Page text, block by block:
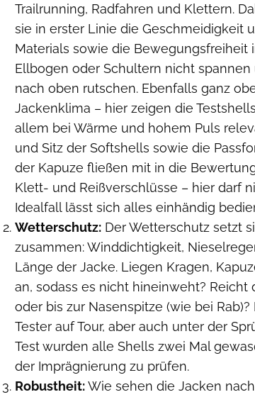
Trailrunning, Radfahren und Klettern.
sie in erster Linie die Geschmeidigkeit
Materials sowie die Bewegungsfreiheit
Ellbogen oder Schultern nicht
nach oben rutschen. Ebenfalls ganz
Jackenklima – hier zeigen die
allem bei Wärme und hohem Puls
und Sitz der Softshells sowie die
der Kapuze fließen mit in die
Klett- und Reißverschlüsse – hier darf
Idealfall lässt sich alles einhändig
Wetterschutz: Der Wetterschutz setzt
zusammen: Winddichtigkeit,
Länge der Jacke. Liegen Kragen,
an, sodass es nicht hineinweht? Reicht
oder bis zur Nasenspitze (wie bei
Tester auf Tour, aber auch unter der
Test wurden alle Shells zwei Mal
der Imprägnierung zu prüfen.
Robustheit:Wie sehen die Jacken